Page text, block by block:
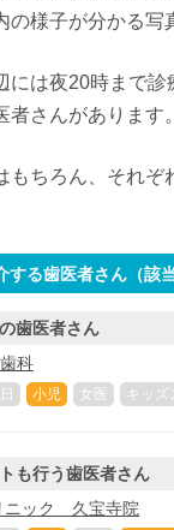
の様子が分かる写
には夜20時まで
者さんがあります。
もちろん、それぞ
する歯医者さん（該
歯医者さん
科
小児 女医 キッズ
も行う歯医者さん
ニック 久宝寺院